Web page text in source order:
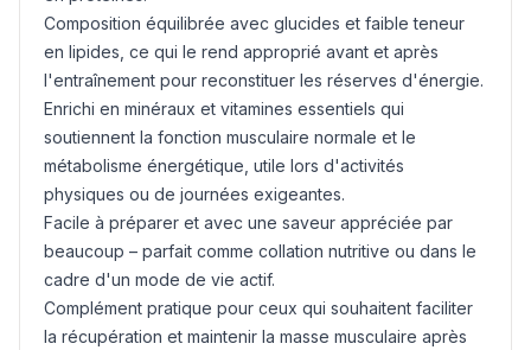
Composition équilibrée avec glucides et faible teneur
en lipides, ce qui le rend approprié avant et après
l'entraînement pour reconstituer les réserves d'énergie.
Enrichi en minéraux et vitamines essentiels qui
soutiennent la fonction musculaire normale et le
métabolisme énergétique, utile lors d'activités
physiques ou de journées exigeantes.
Facile à préparer et avec une saveur appréciée par
beaucoup – parfait comme collation nutritive ou dans le
cadre d'un mode de vie actif.
Complément pratique pour ceux qui souhaitent faciliter
la récupération et maintenir la masse musculaire après